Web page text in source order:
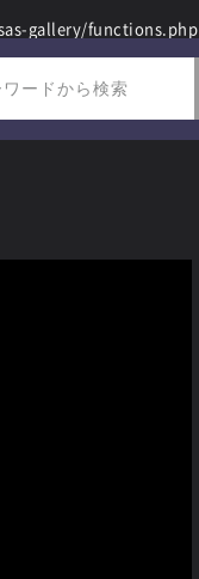
gallery/functions.php